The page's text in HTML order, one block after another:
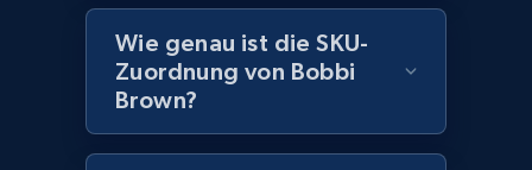
991+ 162+ Jetzt anfangen
Lowes.com - Gather data on products using
Wie genau ist die SKU-
Zuordnung von Bobbi
Brown?